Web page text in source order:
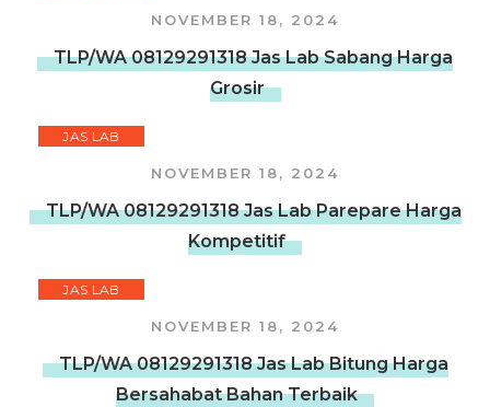
NOVEMBER 18, 2024
TLP/WA 08129291318 Jas Lab Sabang Harga
Grosir
JAS LAB
NOVEMBER 18, 2024
TLP/WA 08129291318 Jas Lab Parepare Harga
Kompetitif
JAS LAB
NOVEMBER 18, 2024
TLP/WA 08129291318 Jas Lab Bitung Harga
Bersahabat Bahan Terbaik